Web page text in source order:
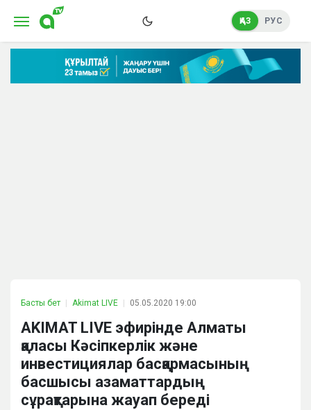
ҚАЗ РУС
Басты бет Akimat LIVE 05.05.2020 19:00
AKIMAT LIVE эфирінде Алматы
қаласы Кәсіпкерлік және
инвестициялар басқармасының
басшысы азаматтардың
сұрақтарына жауап береді